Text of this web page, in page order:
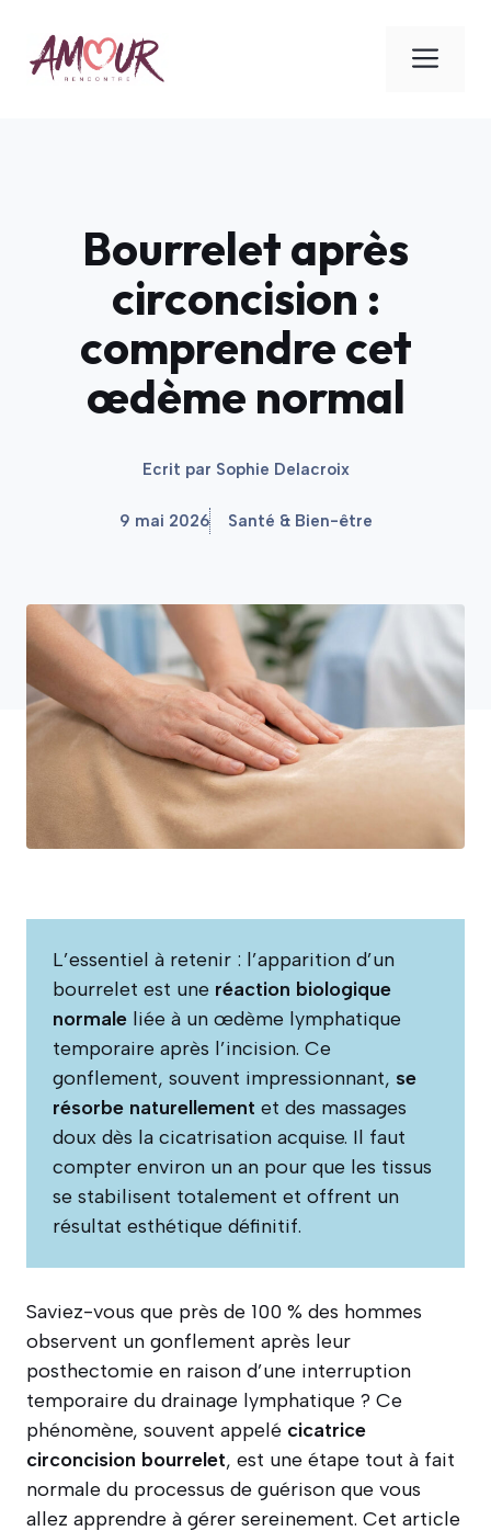
contenu
Bourrelet après
circoncision :
comprendre cet
œdème normal
Ecrit par Sophie Delacroix
9 mai 2026 Santé & Bien-être
L’essentiel à retenir : l’apparition d’un
bourrelet est une réaction biologique
normale liée à un œdème lymphatique
temporaire après l’incision. Ce
gonflement, souvent impressionnant, se
résorbe naturellement et des massages
doux dès la cicatrisation acquise. Il faut
compter environ un an pour que les tissus
se stabilisent totalement et offrent un
résultat esthétique définitif.
Saviez-vous que près de 100 % des hommes
observent un gonflement après leur
posthectomie en raison d’une interruption
temporaire du drainage lymphatique ? Ce
phénomène, souvent appelé cicatrice
circoncision bourrelet, est une étape tout à fait
normale du processus de guérison que vous
allez apprendre à gérer sereinement. Cet article